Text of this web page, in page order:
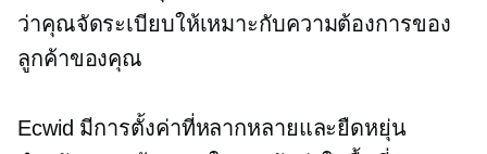
ว่าคุณจัดระเบียบให้เหมาะกับความต้องการของ
ลูกค้าของคุณ
Ecwid มีการตั้งค่าที่หลากหลายและยืดหยุ่น